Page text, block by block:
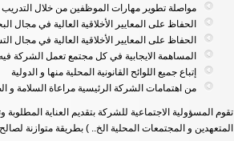
مواصلة تطوير مهارات الموظفين من خلال التدريب
الحفاظ على المعايير الأخلاقية العالية في مجال
الحفاظ على المعايير الأخلاقية العالية في مجال
المساهمة الايجابية في كل مجتمع تعمل الشركة
إتباع جميع اللوائح القانونية المحلية منها و الدولية
من اهتمامات الشركة الرئيسية مراعاة السلامة و
تقوم المسؤولية الاجتماعية للشركة بتقديم العناية
المتعهدين و المجتمعات المحلية الخ.. ) بطريقة متوازنة